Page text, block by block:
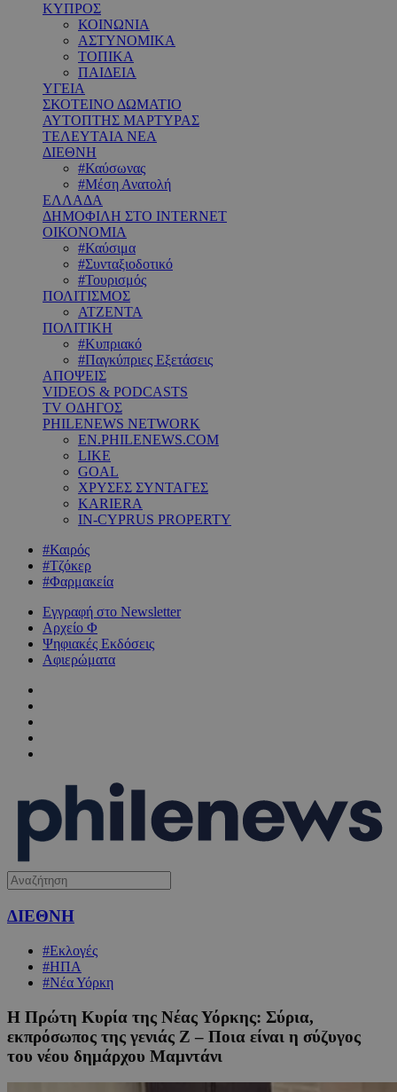
ΚΥΠΡΟΣ
ΚΟΙΝΩΝΙΑ
ΑΣΤΥΝΟΜΙΚΑ
ΤΟΠΙΚΑ
ΠΑΙΔΕΙΑ
ΥΓΕΙΑ
ΣΚΟΤΕΙΝΟ ΔΩΜΑΤΙΟ
ΑΥΤΟΠΤΗΣ ΜΑΡΤΥΡΑΣ
ΤΕΛΕΥΤΑΙΑ ΝΕΑ
ΔΙΕΘΝΗ
#Καύσωνας
#Μέση Ανατολή
ΕΛΛΑΔΑ
ΔΗΜΟΦΙΛΗ ΣΤΟ INTERNET
ΟΙΚΟΝΟΜΙΑ
#Καύσιμα
#Συνταξιοδοτικό
#Τουρισμός
ΠΟΛΙΤΙΣΜΟΣ
ΑΤΖΕΝΤΑ
ΠΟΛΙΤΙΚΗ
#Κυπριακό
#Παγκύπριες Εξετάσεις
ΑΠΟΨΕΙΣ
VIDEOS & PODCASTS
TV ΟΔΗΓΟΣ
PHILENEWS NETWORK
EN.PHILENEWS.COM
LIKE
GOAL
ΧΡΥΣΕΣ ΣΥΝΤΑΓΕΣ
KARIERA
IN-CYPRUS PROPERTY
#Καιρός
#Τζόκερ
#Φαρμακεία
Εγγραφή στο Newsletter
Αρχείο Φ
Ψηφιακές Εκδόσεις
Αφιερώματα
ΔΙΕΘΝΗ
#Εκλογές
#ΗΠΑ
#Νέα Υόρκη
Η Πρώτη Κυρία της Νέας Υόρκης: Σύρια,
εκπρόσωπος της γενιάς Ζ – Ποια είναι η σύζυγος
του νέου δημάρχου Μαμντάνι